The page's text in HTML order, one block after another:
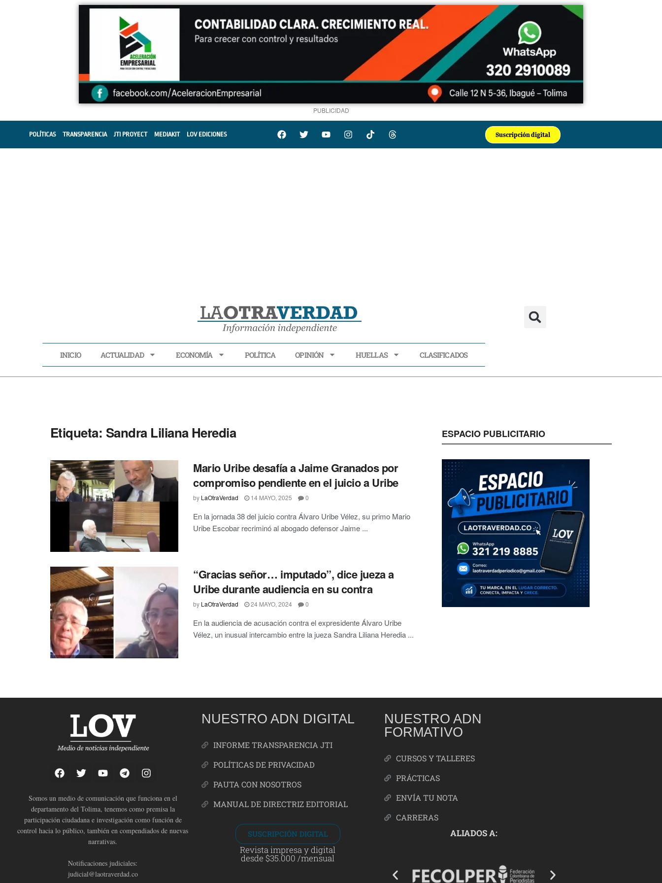
PUBLICIDAD
POLÍTICAS TRANSPARENCIA JTI PROYECT MEDIAKIT LOV EDICIONES Suscripción digital
INICIO ACTUALIDAD ECONOMÍA POLÍTICA OPINIÓN HUELLAS CLASIFICADOS
Etiqueta: Sandra Liliana Heredia
Mario Uribe desafía a Jaime Granados por
compromiso pendiente en el juicio a Uribe
by LaOtraVerdad 14 MAYO, 2025 0
En la jornada 38 del juicio contra Álvaro Uribe Vélez, su primo Mario
Uribe Escobar recriminó al abogado defensor Jaime ...
“Gracias señor… imputado”, dice jueza a
Uribe durante audiencia en su contra
by LaOtraVerdad 24 MAYO, 2024 0
En la audiencia de acusación contra el expresidente Álvaro Uribe
Vélez, un inusual intercambio entre la jueza Sandra Liliana Heredia ...
ESPACIO PUBLICITARIO
Somos un medio de comunicación que funciona en el
departamento del Tolima, tenemos como premisa la
participación ciudadana e investigación como función de
control hacia lo público, también en compendiados de nuevas
narrativas.
Notificaciones judiciales:
judicial@laotraverdad.co
NUESTRO ADN DIGITAL
INFORME TRANSPARENCIA JTI
POLÍTICAS DE PRIVACIDAD
PAUTA CON NOSOTROS
MANUAL DE DIRECTRIZ EDITORIAL
SUSCRIPCIÓN DIGITAL
Revista impresa y digital
desde $35.000 /mensual
NUESTRO ADN
FORMATIVO
CURSOS Y TALLERES
PRÁCTICAS
ENVÍA TU NOTA
CARRERAS
ALIADOS A: